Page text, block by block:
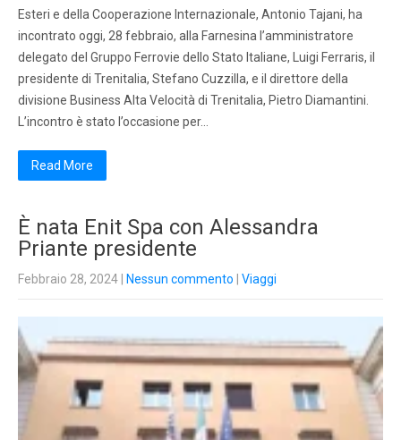
Esteri e della Cooperazione Internazionale, Antonio Tajani, ha
incontrato oggi, 28 febbraio, alla Farnesina l’amministratore
delegato del Gruppo Ferrovie dello Stato Italiane, Luigi Ferraris, il
presidente di Trenitalia, Stefano Cuzzilla, e il direttore della
divisione Business Alta Velocità di Trenitalia, Pietro Diamantini.
L’incontro è stato l’occasione per…
Read More
È nata Enit Spa con Alessandra
Priante presidente
Febbraio 28, 2024 Nessun commento Viaggi